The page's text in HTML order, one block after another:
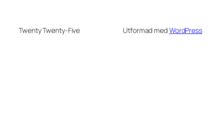
Twenty Twenty-Five Utformad medWordPress